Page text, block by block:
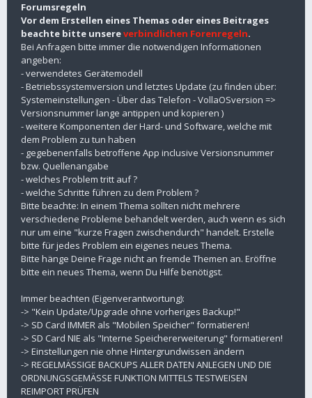
Forumsregeln
Vor dem Erstellen eines Themas oder eines Beitrages
beachte bitte unsereverbindlichen Forenregeln.
Bei Anfragen bitte immer die notwendigen Informationen
angeben:
- verwendetes Gerätemodell
- Betriebssystemversion und letztes Update (zu finden über:
Systemeinstellungen - Über das Telefon - VollaOSversion =>
Versionsnummer lange antippen und kopieren )
- weitere Komponenten der Hard- und Software, welche mit
dem Problem zu tun haben
- gegebenenfalls betroffene App inclusive Versionsnummer
bzw. Quellenangabe
- welches Problem tritt auf ?
- welche Schritte führen zu dem Problem ?
Bitte beachte: In einem Thema sollten nicht mehrere
verschiedene Probleme behandelt werden, auch wenn es sich
nur um eine "kurze Fragen zwischendurch" handelt. Erstelle
bitte für jedes Problem ein eigenes neues Thema.
Bitte hänge Deine Frage nicht an fremde Themen an. Eröffne
bitte ein neues Thema, wenn Du Hilfe benötigst.
Immer beachten (Eigenverantwortung):
-> "Kein Update/Upgrade ohne vorheriges Backup!"
-> SD Card IMMER als "Mobilen Speicher" formatieren!
-> SD Card NIE als "Interne Speichererweiterung" formatieren!
-> Einstellungen nie ohne Hintergrundwissen ändern
-> REGELMÄSSIGE BACKUPS ALLER DATEN ANLEGEN UND DIE
ORDNUNGSGEMÄSSE FUNKTION MITTELS TESTWEISEN
REIMPORT PRÜFEN